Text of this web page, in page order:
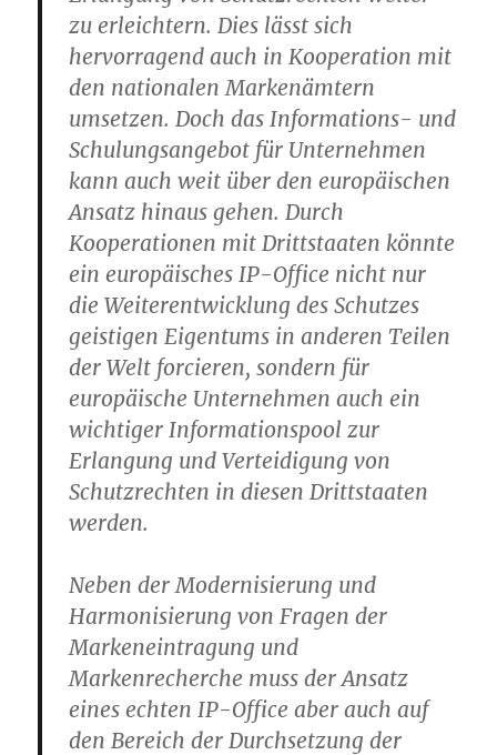
zu erleichtern. Dies lässt sich
hervorragend auch in Kooperation mit
den nationalen Markenämtern
umsetzen. Doch das Informations- und
Schulungsangebot für Unternehmen
kann auch weit über den europäischen
Ansatz hinaus gehen. Durch
Kooperationen mit Drittstaaten könnte
ein europäisches IP-Office nicht nur
die Weiterentwicklung des Schutzes
geistigen Eigentums in anderen Teilen
der Welt forcieren, sondern für
europäische Unternehmen auch ein
wichtiger Informationspool zur
Erlangung und Verteidigung von
Schutzrechten in diesen Drittstaaten
werden.
Neben der Modernisierung und
Harmonisierung von Fragen der
Markeneintragung und
Markenrecherche muss der Ansatz
eines echten IP-Office aber auch auf
den Bereich der Durchsetzung der